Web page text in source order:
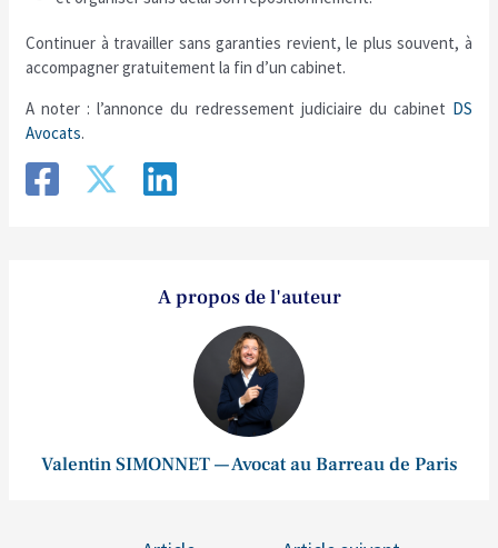
Continuer à travailler sans garanties revient, le plus souvent, à
accompagner gratuitement la fin d’un cabinet.
A noter : l’annonce du redressement judiciaire du cabinet DS
Avocats.
A propos de l'auteur
Valentin SIMONNET — Avocat au Barreau de Paris